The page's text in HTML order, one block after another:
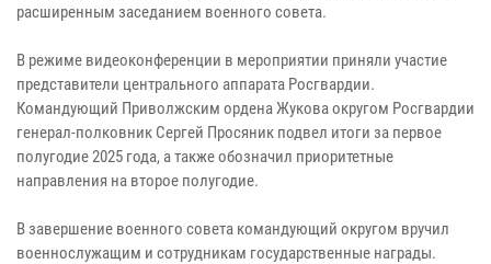
расширенным заседанием военного совета.
В режиме видеоконференции в мероприятии приняли участие
представители центрального аппарата Росгвардии.
Командующий Приволжским ордена Жукова округом Росгвардии
генерал-полковник Сергей Просяник подвел итоги за первое
полугодие 2025 года, а также обозначил приоритетные
направления на второе полугодие.
В завершение военного совета командующий округом вручил
военнослужащим и сотрудникам государственные награды.